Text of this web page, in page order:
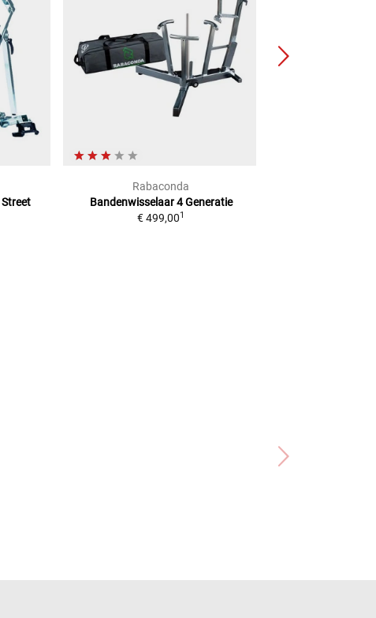
Rabaconda
Bandenwisselaar 4 Generatie
€ 499,001